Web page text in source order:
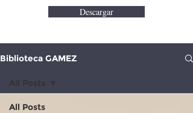
Descargar
Biblioteca GAMEZ
All Posts
All Posts